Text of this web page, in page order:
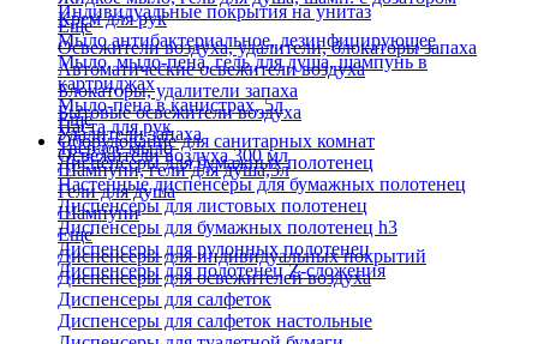
Индивидуальные покрытия на унитаз
Крем для рук
Мыло антибактериальное, дезинфицирующее
Мыло, мыло-пена, гель для душа, шампунь в
картриджах
Мыло-пена в канистрах, 5л
Паста для рук
Твердое мыло
Шампуни, гели для душа,5л
Гели для душа
Шампуни
Еще
Освежители воздуха, удалители, блокаторы запаха
Автоматические освежители воздуха
Блокаторы, удалители запаха
Бытовые освежители воздуха
Удалители запаха
Освежители воздуха 300 мл
Еще
Оборудование для санитарных комнат
Диспенсеры для бумажных полотенец
Настенные диспенсеры для бумажных полотенец
Диспенсеры для листовых полотенец
Диспенсеры для бумажных полотенец h3
Диспенсеры для рулонных полотенец
Диспенсеры для полотенец Z-сложения
Еще
Диспенсеры для индивидуальных покрытий
Диспенсеры для освежителей воздуха
Диспенсеры для салфеток
Диспенсеры для салфеток настольные